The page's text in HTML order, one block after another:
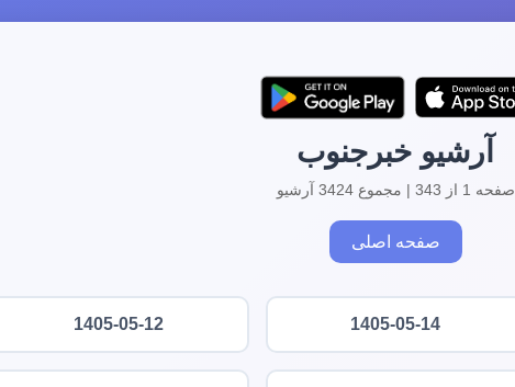
آرشیو خبرجنوب
صفحه 1 از 343 | مجموع 3424 آرشیو
صفحه اصلی
1405-05-14
1405-05-12